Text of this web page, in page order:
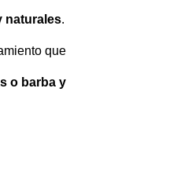
naturales.
que
o barba y